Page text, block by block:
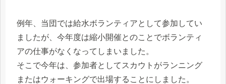
例年、当団では給水ボランティアとして参加してい
ましたが、今年度は縮小開催とのことでボランティ
アの仕事がなくなってしまいました。
そこで今年は、参加者としてスカウトがランニング
またはウォーキングで出場することにしました。